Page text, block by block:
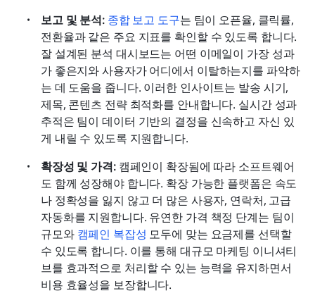
보고 및 분석: 종합 보고 도구는 팀이 오픈율, 클릭률,
전환율과 같은 주요 지표를 확인할 수 있도록 합니다.
잘 설계된 분석 대시보드는 어떤 이메일이 가장 성과
가 좋은지와 사용자가 어디에서 이탈하는지를 파악하
는 데 도움을 줍니다. 이러한 인사이트는 발송 시기,
제목, 콘텐츠 전략 최적화를 안내합니다. 실시간 성과
추적은 팀이 데이터 기반의 결정을 신속하고 자신 있
게 내릴 수 있도록 지원합니다.
확장성 및 가격: 캠페인이 확장됨에 따라 소프트웨어
도 함께 성장해야 합니다. 확장 가능한 플랫폼은 속도
나 정확성을 잃지 않고 더 많은 사용자, 연락처, 고급
자동화를 지원합니다. 유연한 가격 책정 단계는 팀이
규모와 캠페인 복잡성 모두에 맞는 요금제를 선택할
수 있도록 합니다. 이를 통해 대규모 마케팅 이니셔티
브를 효과적으로 처리할 수 있는 능력을 유지하면서
비용 효율성을 보장합니다.